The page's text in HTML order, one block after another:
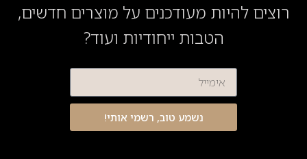
להיות מעודכנים על מוצרים חדשים,
הטבות ייחודיות ועוד?
נשמע טוב, רשמי אותי!